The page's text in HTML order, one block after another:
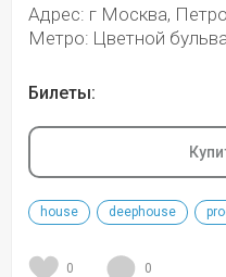
Адрес: г Москва,
Метро: Цветной
Билеты:
house deephouse
0 0